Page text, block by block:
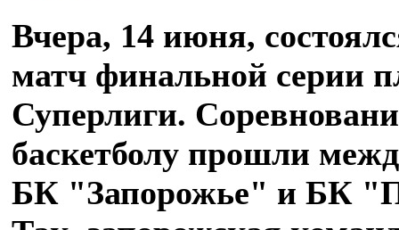
Вчера, 14 июня,
матч финальной серии
Суперлиги.
баскетболу прошли
БК "Запорожье" и БК